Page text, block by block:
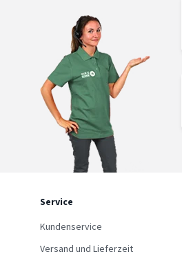
Service
Kundenservice
Versand und Lieferzeit